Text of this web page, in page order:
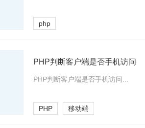
php
PHP判断客户端是否手机访问
PHP判断客户端是否手机访问...
PHP 移动端